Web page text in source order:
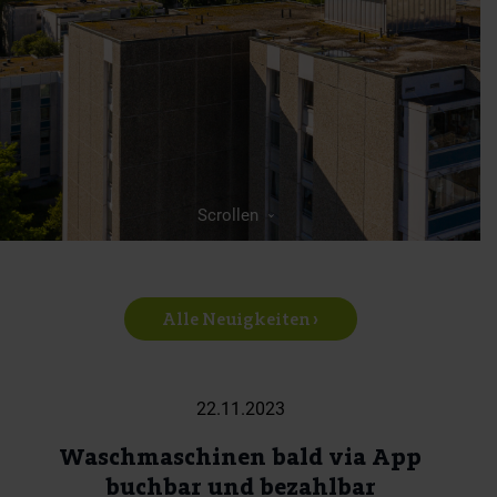
Scrollen
Alle Neuigkeiten ›
22.11.2023
Waschmaschinen bald via App
buchbar und bezahlbar